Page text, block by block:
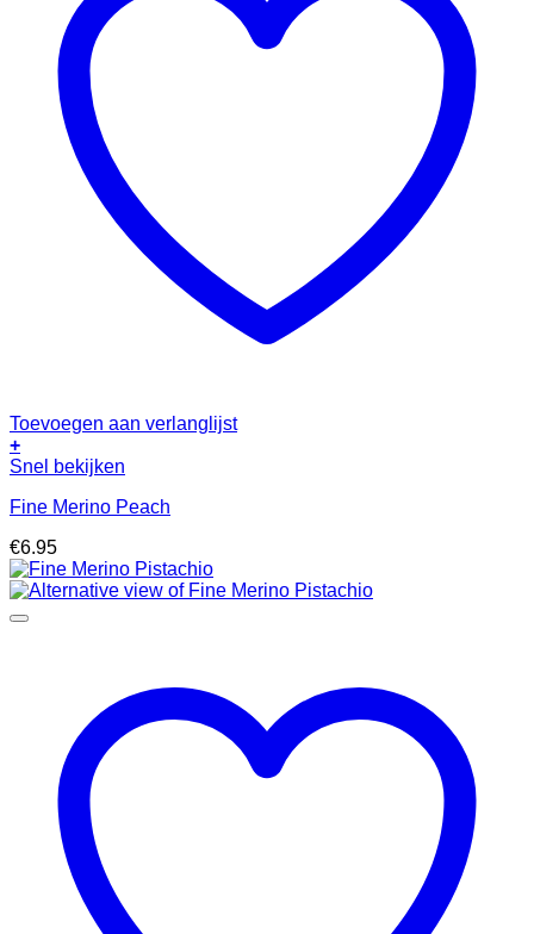
Toevoegen aan verlanglijst
+
Snel bekijken
Fine Merino Peach
€6.95